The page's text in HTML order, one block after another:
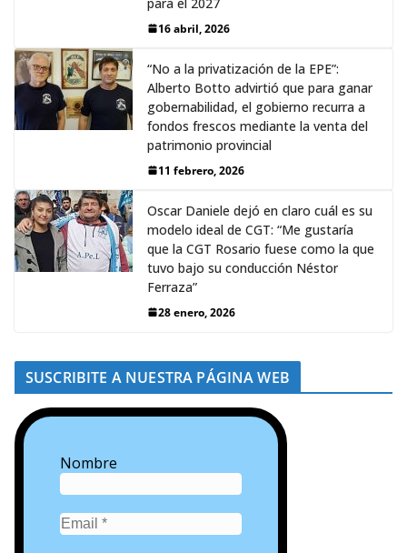
16 abril, 2026
“No a la privatización de la EPE”:
Alberto Botto advirtió que para ganar
gobernabilidad, el gobierno recurra a
fondos frescos mediante la venta del
patrimonio provincial
11 febrero, 2026
Oscar Daniele dejó en claro cuál es su
modelo ideal de CGT: “Me gustaría
que la CGT Rosario fuese como la que
tuvo bajo su conducción Néstor
Ferraza”
28 enero, 2026
SUSCRIBITE A NUESTRA PÁGINA WEB
Nombre